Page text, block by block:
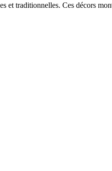
traditionnelles. Ces décors